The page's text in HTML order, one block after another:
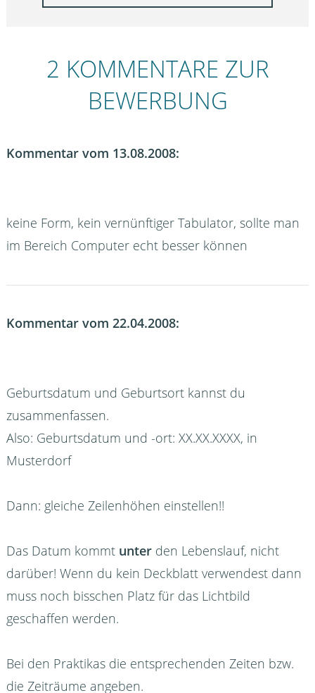
2 KOMMENTARE ZUR
BEWERBUNG
Kommentar vom 13.08.2008:
keine Form, kein vernünftiger Tabulator, sollte man
im Bereich Computer echt besser können
Kommentar vom 22.04.2008:
Geburtsdatum und Geburtsort kannst du
zusammenfassen.
Also: Geburtsdatum und -ort: XX.XX.XXXX, in
Musterdorf
Dann: gleiche Zeilenhöhen einstellen!!
Das Datum kommt unterden Lebenslauf, nicht
darüber! Wenn du kein Deckblatt verwendest dann
muss noch bisschen Platz für das Lichtbild
geschaffen werden.
Bei den Praktikas die entsprechenden Zeiten bzw.
die Zeiträume angeben.